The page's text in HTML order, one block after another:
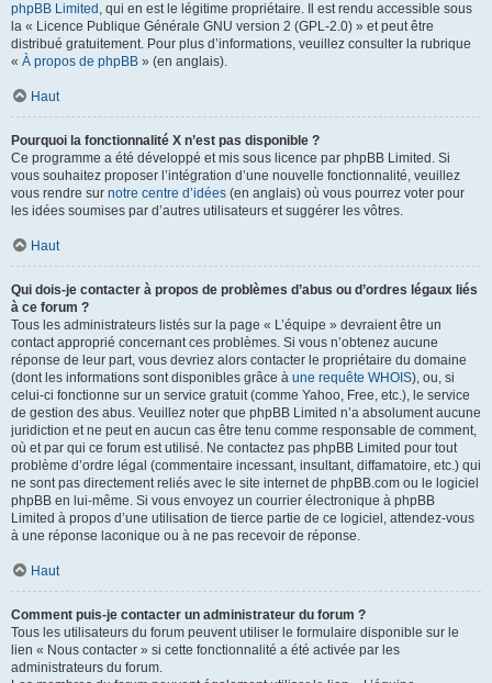
phpBB Limited , qui en est le légitime propriétaire. Il est rendu accessible sous
la « Licence Publique Générale GNU version 2 (GPL-2.0) » et peut être
distribué gratuitement. Pour plus d’informations, veuillez consulter la rubrique
« À propos de phpBB » (en anglais).
Haut
Pourquoi la fonctionnalité X n’est pas disponible ?
Ce programme a été développé et mis sous licence par phpBB Limited. Si
vous souhaitez proposer l’intégration d’une nouvelle fonctionnalité, veuillez
vous rendre sur notre centre d’idées (en anglais) où vous pourrez voter pour
les idées soumises par d’autres utilisateurs et suggérer les vôtres.
Haut
Qui dois-je contacter à propos de problèmes d’abus ou d’ordres légaux liés
à ce forum ?
Tous les administrateurs listés sur la page « L’équipe » devraient être un
contact approprié concernant ces problèmes. Si vous n’obtenez aucune
réponse de leur part, vous devriez alors contacter le propriétaire du domaine
(dont les informations sont disponibles grâce à une requête WHOIS), ou, si
celui-ci fonctionne sur un service gratuit (comme Yahoo, Free, etc.), le service
de gestion des abus. Veuillez noter que phpBB Limited n’a absolument aucune
juridiction et ne peut en aucun cas être tenu comme responsable de comment,
où et par qui ce forum est utilisé. Ne contactez pas phpBB Limited pour tout
problème d’ordre légal (commentaire incessant, insultant, diffamatoire, etc.) qui
ne sont pas directement reliés avec le site internet de phpBB.com ou le logiciel
phpBB en lui-même. Si vous envoyez un courrier électronique à phpBB
Limited à propos d’une utilisation de tierce partie de ce logiciel, attendez-vous
à une réponse laconique ou à ne pas recevoir de réponse.
Haut
Comment puis-je contacter un administrateur du forum ?
Tous les utilisateurs du forum peuvent utiliser le formulaire disponible sur le
lien « Nous contacter » si cette fonctionnalité a été activée par les
administrateurs du forum.